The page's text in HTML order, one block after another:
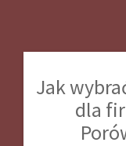
Jak
dla